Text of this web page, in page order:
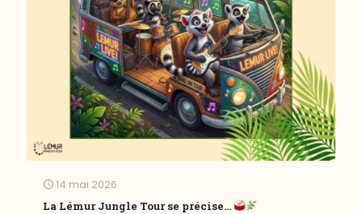
14 mai 2026
La Lémur Jungle Tour se précise…